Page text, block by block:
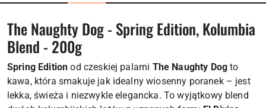
The Naughty Dog - Spring Edition, Kolumbia
Blend - 200g
Spring Edition od czeskiej palarni The Naughty Dog to
kawa, która smakuje jak idealny wiosenny poranek – jest
lekka, świeża i niezwykle elegancka. To wyjątkowy blend